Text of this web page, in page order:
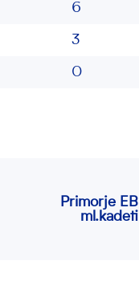
6
3
0
Primorje EB
ml.kadeti